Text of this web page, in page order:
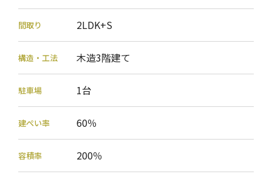
間取り 2LDK+S
構造・工法 木造3階建て
駐車場 1台
建ぺい率 60％
容積率 200％